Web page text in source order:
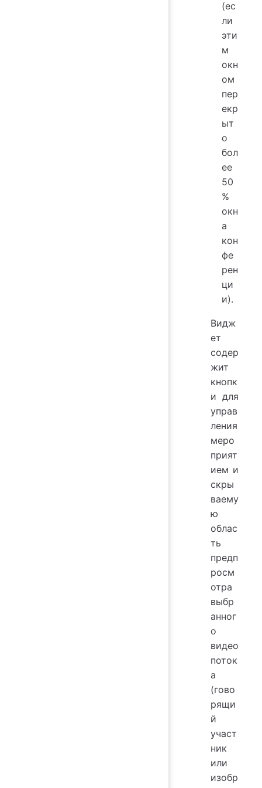
(ес
ли
эти
м
окн
ом
пер
екр
ыт
о
бол
ее
50
%
окн
а
кон
фе
рен
ци
и).
Видж
ет
содер
жит
кнопк
и для
управ
ления
меро
прият
ием и
скры
ваему
ю
облас
ть
предп
росм
отра
выбр
анног
о
видео
поток
а
(гово
рящи
й
участ
ник
или
изобр